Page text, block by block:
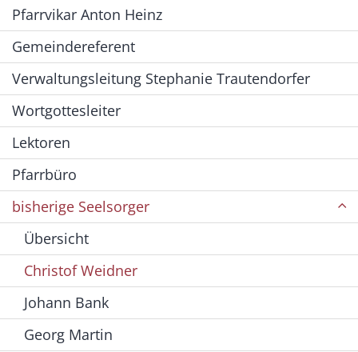
Pfarrvikar Anton Heinz
Gemeindereferent
Verwaltungsleitung Stephanie Trautendorfer
Wortgottesleiter
Lektoren
Pfarrbüro
bisherige Seelsorger
Übersicht
Christof Weidner
Johann Bank
Georg Martin